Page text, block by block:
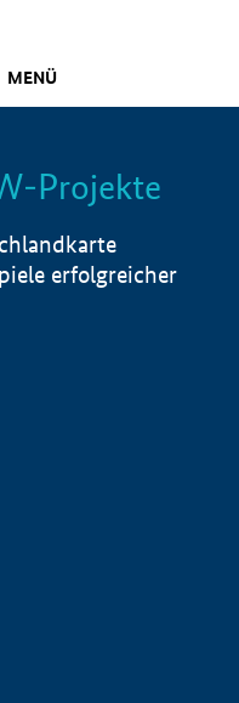
MENÜ
Info
Projekte
erfolgreicher